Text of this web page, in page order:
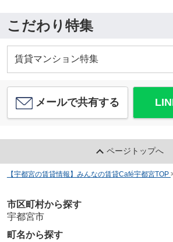
こだわり特集
賃貸マンション特集
メールで共有する
ページトップへ
【宇都宮の賃貸情報】みんなの賃貸Café宇都宮TOP
市区町村から探す
宇都宮市
町名から探す